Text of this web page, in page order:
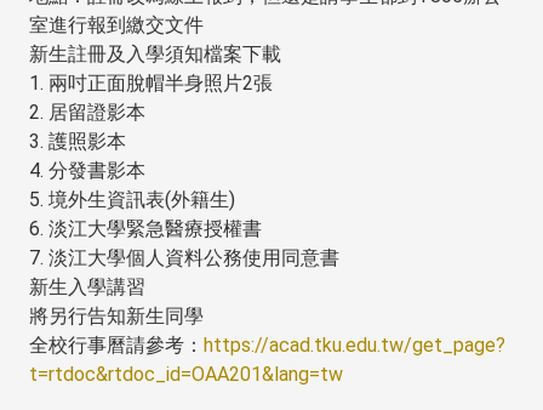
室進行報到繳交文件
新生註冊及入學須知​檔案下載
1. 兩吋正面脫帽半身照片2張
2. 居留證影本
3. 護照影本
4. 分發書影本
5. 境外生資訊表(外籍生)
6. 淡江大學緊急醫療授權書
7. 淡江大學個人資料公務使用同意書
新生入學講習
將另行告知新生同學
全校行事曆請參考： https://acad.tku.edu.tw/get_page?
t=rtdoc&rtdoc_id=OAA201&lang=tw